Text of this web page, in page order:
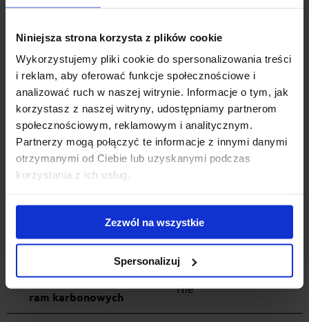
Niniejsza strona korzysta z plików cookie
Wykorzystujemy pliki cookie do spersonalizowania treści
i reklam, aby oferować funkcje społecznościowe i
analizować ruch w naszej witrynie. Informacje o tym, jak
korzystasz z naszej witryny, udostępniamy partnerom
społecznościowym, reklamowym i analitycznym.
Partnerzy mogą połączyć te informacje z innymi danymi
otrzymanymi od Ciebie lub uzyskanymi podczas
korzystania z ich usług.
Zezwól na wszystkie
Spersonalizuj
Długość szyny 149 cm
Pasuje do ram
okrągłych o wymiarach
22 - 70 mm
Pasuje do ram
owalnych o wymiarach
max 65x80 mm
Zabezpieczenie roweru
zamkiem
zamkiem
Tak
Możliwość przewozu
ram karbonowych
Nie